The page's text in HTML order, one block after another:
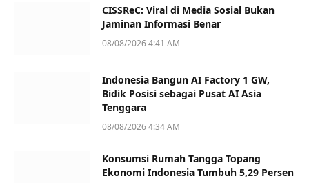
CISSReC: Viral di Media Sosial Bukan
Jaminan Informasi Benar
08/08/2026 4:41 AM
Indonesia Bangun AI Factory 1 GW,
Bidik Posisi sebagai Pusat AI Asia
Tenggara
08/08/2026 4:34 AM
Konsumsi Rumah Tangga Topang
Ekonomi Indonesia Tumbuh 5,29 Persen